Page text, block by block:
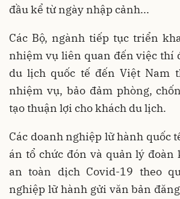
đầu kể từ ngày nhập cảnh...
Các Bộ, ngành tiếp tục triển
nhiệm vụ liên quan đến việc thí
du lịch quốc tế đến Việt Nam
nhiệm vụ, bảo đảm phòng,
tạo thuận lợi cho khách du lịch.
Các doanh nghiệp lữ hành quốc
án tổ chức đón và quản lý đoàn
an toàn dịch Covid-19 theo
nghiệp lữ hành gửi văn bản